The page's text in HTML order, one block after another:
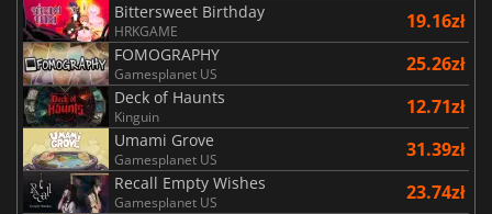
Bittersweet Birthday
HRKGAME 19.16zł
FOMOGRAPHY
Gamesplanet US 25.26zł
Deck of Haunts
Kinguin 12.71zł
Umami Grove
Gamesplanet US 31.39zł
Recall Empty Wishes
Gamesplanet US 23.74zł